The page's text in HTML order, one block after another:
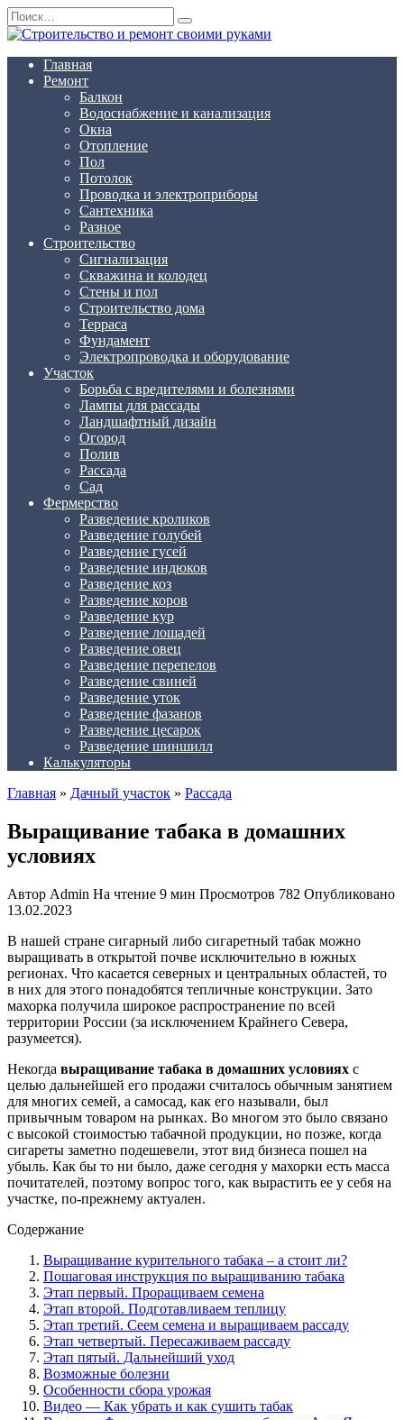
Перейти
к
содержанию
Search
for:
Главная
Ремонт
Балкон
Водоснабжение и канализация
Окна
Отопление
Пол
Потолок
Проводка и электроприборы
Сантехника
Разное
Строительство
Сигнализация
Скважина и колодец
Стены и пол
Строительство дома
Терраса
Фундамент
Электропроводка и оборудование
Участок
Борьба с вредителями и болезнями
Лампы для рассады
Ландшафтный дизайн
Огород
Полив
Рассада
Сад
Фермерство
Разведение кроликов
Разведение голубей
Разведение гусей
Разведение индюков
Разведение коз
Разведение коров
Разведение кур
Разведение лошадей
Разведение овец
Разведение перепелов
Разведение свиней
Разведение уток
Разведение фазанов
Разведение цесарок
Разведение шиншилл
Калькуляторы
Главная » Дачный участок » Рассада
Выращивание табака в домашних
условиях
Автор Admin На чтение 9 мин Просмотров 782 Опубликовано
13.02.2023
В нашей стране сигарный либо сигаретный табак можно
выращивать в открытой почве исключительно в южных
регионах. Что касается северных и центральных областей, то
в них для этого понадобятся тепличные конструкции. Зато
махорка получила широкое распространение по всей
территории России (за исключением Крайнего Севера,
разумеется).
Некогда выращивание табака в домашних условиях с
целью дальнейшей его продажи считалось обычным занятием
для многих семей, а самосад, как его называли, был
привычным товаром на рынках. Во многом это было связано
с высокой стоимостью табачной продукции, но позже, когда
сигареты заметно подешевели, этот вид бизнеса пошел на
убыль. Как бы то ни было, даже сегодня у махорки есть масса
почитателей, поэтому вопрос того, как вырастить ее у себя на
участке, по-прежнему актуален.
Содержание
Выращивание курительного табака – а стоит ли?
Пошаговая инструкция по выращиванию табака
Этап первый. Проращиваем семена
Этап второй. Подготавливаем теплицу
Этап третий. Сеем семена и выращиваем рассаду
Этап четвертый. Пересаживаем рассаду
Этап пятый. Дальнейший уход
Возможные болезни
Особенности сбора урожая
Видео — Как убрать и как сушить табак